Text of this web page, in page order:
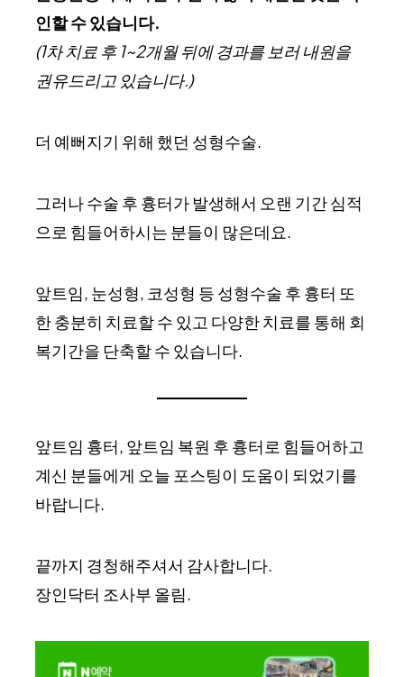
인할 수 있습니다.
(1차 치료 후 1~2개월 뒤에 경과를 보러 내원을
권유드리고 있습니다.)
더 예뻐지기 위해 했던 성형수술.
그러나 수술 후 흉터가 발생해서 오랜 기간 심적
으로 힘들어하시는 분들이 많은데요.
앞트임, 눈성형, 코성형 등 성형수술 후 흉터 또
한 충분히 치료할 수 있고 다양한 치료를 통해 회
복기간을 단축할 수 있습니다.
앞트임 흉터, 앞트임 복원 후 흉터로 힘들어하고
계신 분들에게 오늘 포스팅이 도움이 되었기를
바랍니다.
끝까지 경청해주셔서 감사합니다.
장인닥터 조사부 올림.